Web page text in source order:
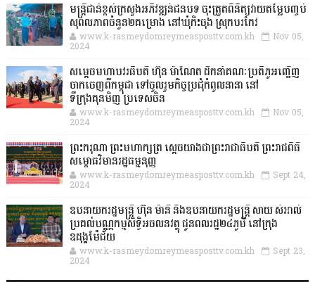
មន្ត្រីជាន់ខ្ពស់ក្រសួងអភិវឌ្ឍន៍ជនបទ ចុះត្រួតពិនិត្យវាយតម្លៃបញ្ចប់
សុពលភាពចំនួន២គម្រោង នៅឃុំកិះចុង ស្រុកបរកែវ
www.k-rasmeydomreymeasposttv.com.kh Nov 05,
2024
សម្តេចមហាបវរធិបតី ហ៊ុន ម៉ាណែត ដឹកនាំគណៈប្រតិភូអញ្ជើញ
ចាកចេញពីកម្ពុជា ទៅចូលរួមកិច្ចប្រជុំកំពូលនានា នៅ
ទីក្រុងគុនមិញ ប្រទេសចិន
www.k-rasmeydomreymeasposttv.com.kh Nov 05,
2024
ព្រះករុណា ព្រះមហាក្សត្រ ស្តេចយាងជាព្រះរាជាធិបតី ព្រះរាជពិធី
សម្ពោធវិមានរដ្ឋធម្មនុញ្ញ
www.k-rasmeydomreymeasposttv.com.kh Sept 24,
2024
ឧបនាយករដ្ឋមន្ដ្រី ហ៊ុន ម៉ានី និងឧបនាយករដ្ឋមន្ដ្រី សាយ សំអាល់
ប្រគល់បណ្ណកម្មសិទ្ធិអចលនវត្ថុ ជូនពលរដ្ឋ២៤ភូមិ នៅក្រុង
ឧដុង្គម៉ែជ័យ
www.k-rasmeydomreymeasposttv.com.kh Sept 23,
2024